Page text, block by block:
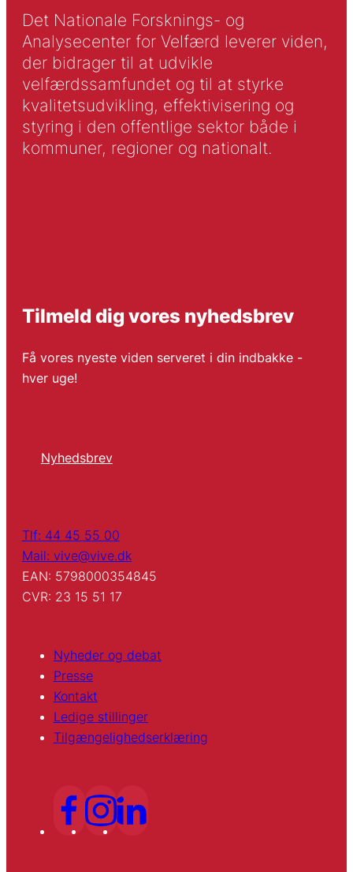
Det Nationale Forsknings- og
Analysecenter for Velfærd leverer viden,
der bidrager til at udvikle
velfærdssamfundet og til at styrke
kvalitetsudvikling, effektivisering og
styring i den offentlige sektor både i
kommuner, regioner og nationalt.
Tilmeld dig vores nyhedsbrev
Få vores nyeste viden serveret i din indbakke -
hver uge!
Nyhedsbrev
Tlf: 44 45 55 00
Mail: vive@vive.dk
EAN: 5798000354845
CVR: 23 15 51 17
Nyheder og debat
Presse
Kontakt
Ledige stillinger
Tilgængelighedserklæring